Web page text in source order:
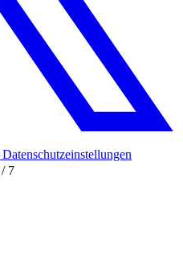
/ 7
Datenschutzeinstellungen